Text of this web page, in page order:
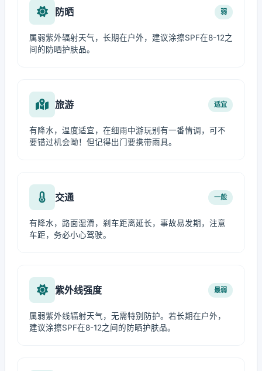
防晒 弱
属弱紫外辐射天气，长期在户外，建议涂擦SPF在8-12之
间的防晒护肤品。
旅游 适宜
有降水，温度适宜，在细雨中游玩别有一番情调，可不
要错过机会呦！但记得出门要携带雨具。
交通 一般
有降水，路面湿滑，刹车距离延长，事故易发期，注意
车距，务必小心驾驶。
紫外线强度 最弱
属弱紫外线辐射天气，无需特别防护。若长期在户外，
建议涂擦SPF在8-12之间的防晒护肤品。